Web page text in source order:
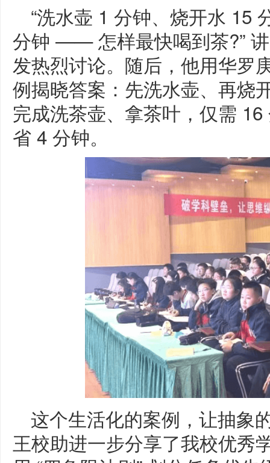
“洗水壶 1 分钟、烧开水 15
分钟 —— 怎样最快喝到茶?”
发热烈讨论。随后，他用华罗
例揭晓答案：先洗水壶、再烧
完成洗茶壶、拿茶叶，仅需
省 4 分钟。
这个生活化的案例，让抽象
王校助进一步分享了我校优秀